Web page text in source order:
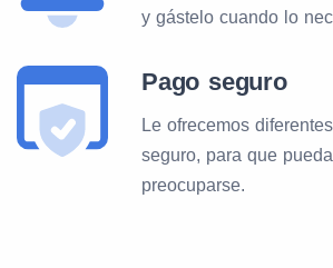
y gástelo cuando lo
Pago seguro
Le ofrecemos
seguro, para que
preocuparse.